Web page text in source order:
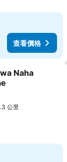
查看價格
Naha
公里